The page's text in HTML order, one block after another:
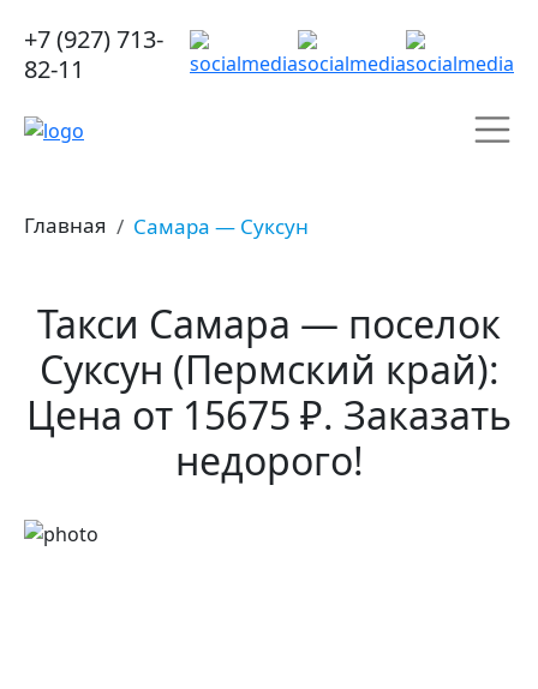
+7 (927) 713-
82-11
Главная Самара — Суксун
Такси Самара — поселок
Суксун (Пермский край):
Цена от 15675 ₽. Заказать
недорого!